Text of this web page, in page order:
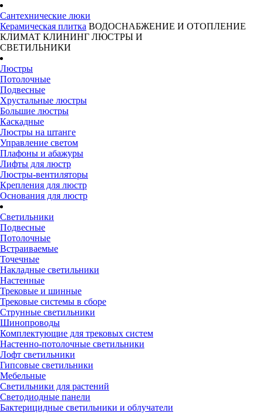
Сантехнические люки
Керамическая плитка ВОДОСНАБЖЕНИЕ И ОТОПЛЕНИЕ
КЛИМАТ КЛИНИНГ ЛЮСТРЫ И
СВЕТИЛЬНИКИ
Люстры
Потолочные
Подвесные
Хрустальные люстры
Большие люстры
Каскадные
Люстры на штанге
Управление светом
Плафоны и абажуры
Лифты для люстр
Люстры-вентиляторы
Крепления для люстр
Основания для люстр
Светильники
Подвесные
Потолочные
Встраиваемые
Точечные
Накладные светильники
Настенные
Трековые и шинные
Трековые системы в сборе
Струнные светильники
Шинопроводы
Комплектующие для трековых систем
Настенно-потолочные светильники
Лофт светильники
Гипсовые светильники
Мебельные
Светильники для растений
Светодиодные панели
Бактерицидные светильники и облучатели